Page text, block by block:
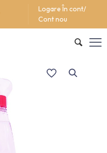
Logare În cont/
Cont nou